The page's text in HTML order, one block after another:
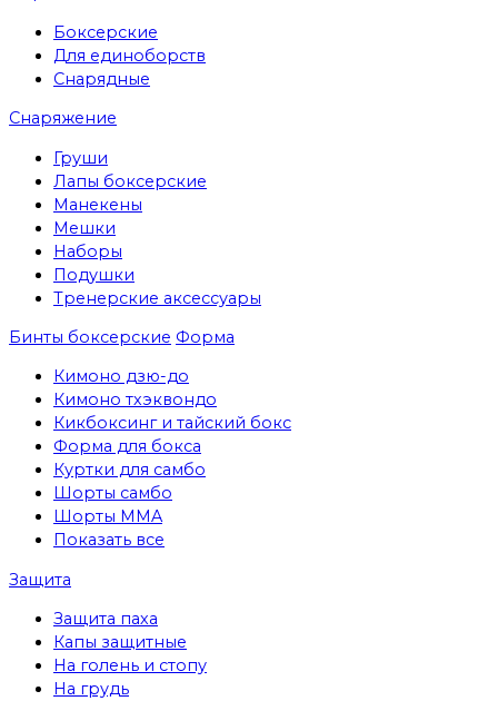
Боксерские
Для единоборств
Снарядные
Снаряжение
Груши
Лапы боксерские
Манекены
Мешки
Наборы
Подушки
Тренерские аксессуары
Бинты боксерские Форма
Кимоно дзю-до
Кимоно тхэквондо
Кикбоксинг и тайский бокс
Форма для бокса
Куртки для самбо
Шорты самбо
Шорты MMA
Показать все
Защита
Защита паха
Капы защитные
На голень и стопу
На грудь